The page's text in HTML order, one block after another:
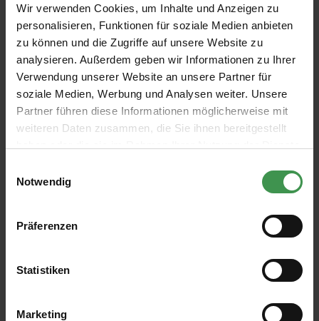
Wir verwenden Cookies, um Inhalte und Anzeigen zu
personalisieren, Funktionen für soziale Medien anbieten
zu können und die Zugriffe auf unsere Website zu
analysieren. Außerdem geben wir Informationen zu Ihrer
Verwendung unserer Website an unsere Partner für
soziale Medien, Werbung und Analysen weiter. Unsere
Partner führen diese Informationen möglicherweise mit
weiteren Daten zusammen, die Sie ihnen bereitgestellt
Notwendig
Präferenzen
Statistiken
Marketing
verpassen Sie keine Neuigkeit oder Aktion.
genommen und die
gelesen und bin mit ihnen